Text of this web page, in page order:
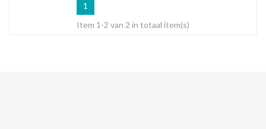
1
Item 1-2 van 2 in totaal item(s)